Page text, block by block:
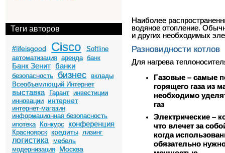
Теги авторов
#lifeisgood Cisco
Softline
автоматизация аренда банк
Банк Зенит банки
безопасность бизнес
вклады
Всеобъемлющий Интернет
выставка Гарант инвестиции
инновации
интернет
интернет-магазин
информационная безопасность
ипотека
Конкурс конференция
Красноярск кредиты лизинг
логистика
мебель
модернизация
Москва
Наиболее
водяное отопление.
и других необходимых
Разновидности котлов
Для нагрева
Газовые – самые
горящего газа из
необходимо
газ
Электрические –
что влечет за
когда
обязательно